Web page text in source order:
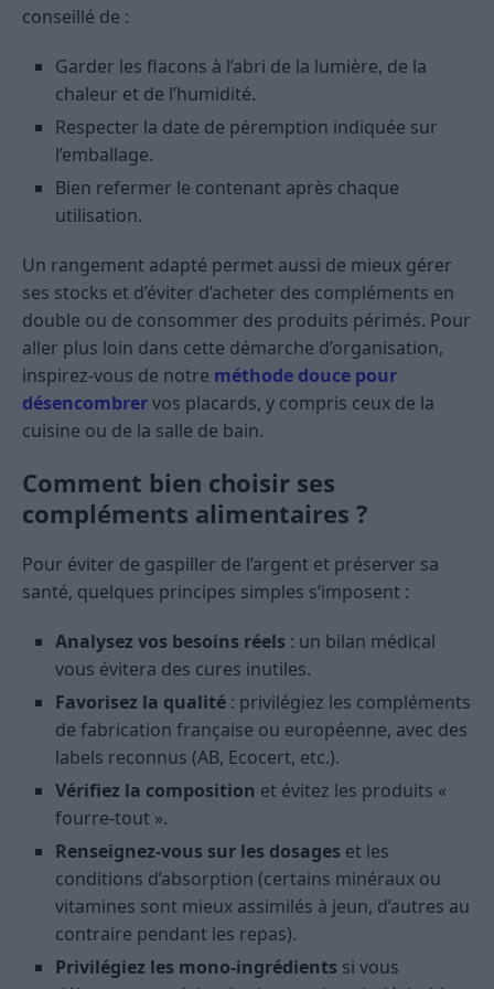
conseillé de :
Garder les flacons à l’abri de la lumière, de la
chaleur et de l’humidité.
Respecter la date de péremption indiquée sur
l’emballage.
Bien refermer le contenant après chaque
utilisation.
Un rangement adapté permet aussi de mieux gérer
ses stocks et d’éviter d’acheter des compléments en
double ou de consommer des produits périmés. Pour
aller plus loin dans cette démarche d’organisation,
inspirez-vous de notre méthode douce pour
désencombrervos placards, y compris ceux de la
cuisine ou de la salle de bain.
Comment bien choisir ses
compléments alimentaires ?
Pour éviter de gaspiller de l’argent et préserver sa
santé, quelques principes simples s’imposent :
Analysez vos besoins réels : un bilan médical
vous évitera des cures inutiles.
Favorisez la qualité : privilégiez les compléments
de fabrication française ou européenne, avec des
labels reconnus (AB, Ecocert, etc.).
Vérifiez la composition et évitez les produits «
fourre-tout ».
Renseignez-vous sur les dosages et les
conditions d’absorption (certains minéraux ou
vitamines sont mieux assimilés à jeun, d’autres au
contraire pendant les repas).
Privilégiez les mono-ingrédients si vous